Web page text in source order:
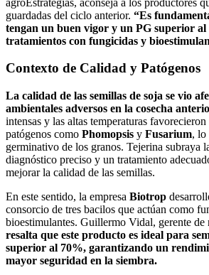
guardadas del ciclo anterior. “Es
tengan un buen vigor y un PG superior
tratamientos con fungicidas y
Contexto de Calidad y Patógenos
La calidad de las semillas de soja se vio
ambientales adversos en la cosecha
intensas y las altas temperaturas
patógenos como Phomopsis y Fusarium, lo
germinativo de los granos. Tejerina subraya
diagnóstico preciso y un tratamiento
mejorar la calidad de las semillas.
En este sentido, la empresa Biotrop
consorcio de tres bacilos que actúan como
bioestimulantes. Guillermo Vidal, gerente de
resalta que este producto es ideal para
superior al 70%, garantizando un
mayor seguridad en la siembra.